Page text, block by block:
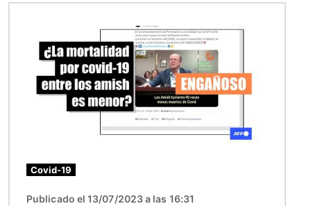
Covid-19
Publicado el 13/07/2023 a las 16:31